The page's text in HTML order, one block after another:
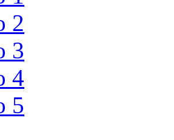
2
3
4
5